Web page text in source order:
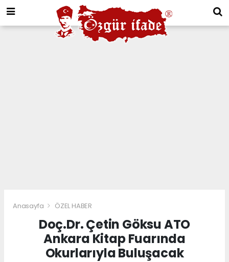
Anasayfa ÖZEL HABER
Doç.Dr. Çetin Göksu ATO
Ankara Kitap Fuarında
Okurlarıyla Buluşacak